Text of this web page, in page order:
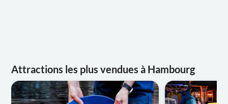
Attractions les plus vendues à Hambourg